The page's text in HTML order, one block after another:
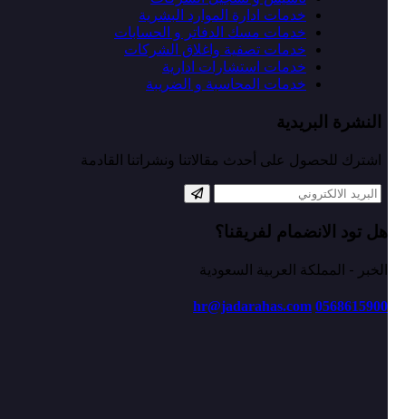
خدمات ادارة الموارد البشرية
خدمات مسك الدفاتر و الحسابات
خدمات تصفية واغلاق الشركات
خدمات استشارات ادارية
خدمات المحاسبة و الضريبة
النشرة البريدية
اشترك للحصول على أحدث مقالاتنا ونشراتنا القادمة
هل تود الانضمام لفريقنا؟
الخبر - المملكة العربية السعودية
0568615900
hr@jadarahas.com